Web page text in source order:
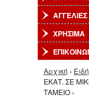
ΑΓΓΕΛΙΕΣ
ΧΡΗΣΙΜΑ
Είστε
Αρχική ›
ΕΚΑΤ. ΣΕ
ΤΑΜΕΙΟ ›